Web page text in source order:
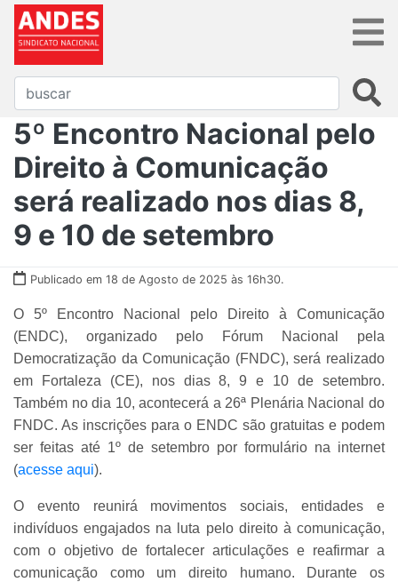
5º Encontro Nacional pelo
Direito à Comunicação
será realizado nos dias 8,
9 e 10 de setembro
Publicado em 18 de Agosto de 2025 às 16h30.
O 5º Encontro Nacional pelo Direito à Comunicação
(ENDC), organizado pelo Fórum Nacional pela
Democratização da Comunicação (FNDC), será realizado
em Fortaleza (CE), nos dias 8, 9 e 10 de setembro.
Também no dia 10, acontecerá a 26ª Plenária Nacional do
FNDC. As inscrições para o ENDC são gratuitas e podem
ser feitas até 1º de setembro por formulário na internet
(acesse aqui).
O evento reunirá movimentos sociais, entidades e
indivíduos engajados na luta pelo direito à comunicação,
com o objetivo de fortalecer articulações e reafirmar a
comunicação como um direito humano. Durante os